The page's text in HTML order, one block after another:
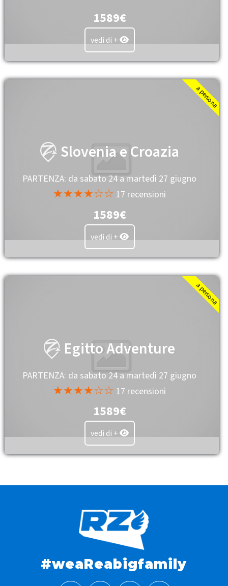
vedi di +
1589€
a persona
Slovenia e Croazia
PARTENZA: da sabato 24 a martedì 27 giugno
★★★★☆☆ 17 recensioni
vedi di +
1589€
a persona
Egitto Adventure
PARTENZA: da sabato 24 a martedì 27 giugno
★★★★☆☆ 17 recensioni
vedi di +
1589€
#weaReabigfamily